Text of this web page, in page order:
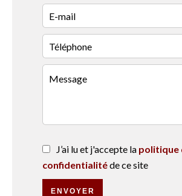
J’ai lu et j'accepte la politique
confidentialitéde ce site
ENVOYER